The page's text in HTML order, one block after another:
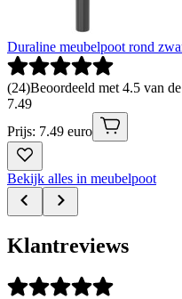
Duraline meubelpoot rond
(24)Beoordeeld met 4.5 van
7.49
Prijs: 7.49 euro
Bekijk alles in meubelpoot
Klantreviews